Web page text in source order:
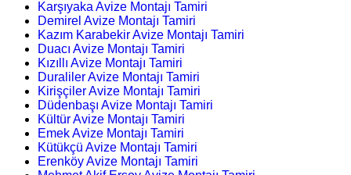
Karşıyaka Avize Montajı Tamiri
Demirel Avize Montajı Tamiri
Kazım Karabekir Avize Montajı Tamiri
Duacı Avize Montajı Tamiri
Kızıllı Avize Montajı Tamiri
Duraliler Avize Montajı Tamiri
Kirişçiler Avize Montajı Tamiri
Düdenbaşı Avize Montajı Tamiri
Kültür Avize Montajı Tamiri
Emek Avize Montajı Tamiri
Kütükçü Avize Montajı Tamiri
Erenköy Avize Montajı Tamiri